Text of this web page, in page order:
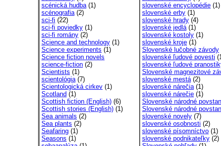
scénická hudba(1)
scénografia(2)
sci-fi (22)
sci-fi poviedky (1)
sci-fi romány (2)
Science and technology (1)
Science experiments (1)
Science fiction novels
science-fiction (2)
Scientists (1)
scientológia(7)
Scientologická cirkev (1)
Scotland (1)
Scottish fiction (English) (6)
Scottish stories (English) (1)
Sea animals (2)
Sea plants (2)
Seafaring (1)
Seasons (1)
slovenské encyclopédie (1)
slovenské erby (1)
slovenské hrady (4)
slovenské jedlá(1)
slovenské kostoly (1)
slovenské kroje (1)
Slovenské lučobné závody
slovenské ľudové povesti
slovenské ľudové
Slovenské magnezitové
slovenské mestá(2)
slovenské nárečia(1)
slovenské nárečie (1)
Slovenské národné
Slovenské národné
slovenské novely (7)
slovenské osobnosti (2)
slovenské písomníctvo (1)
slovenské podnikateľky (2)